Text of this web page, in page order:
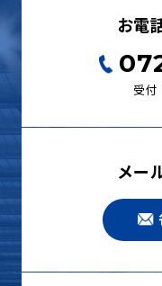
お電
受
メー